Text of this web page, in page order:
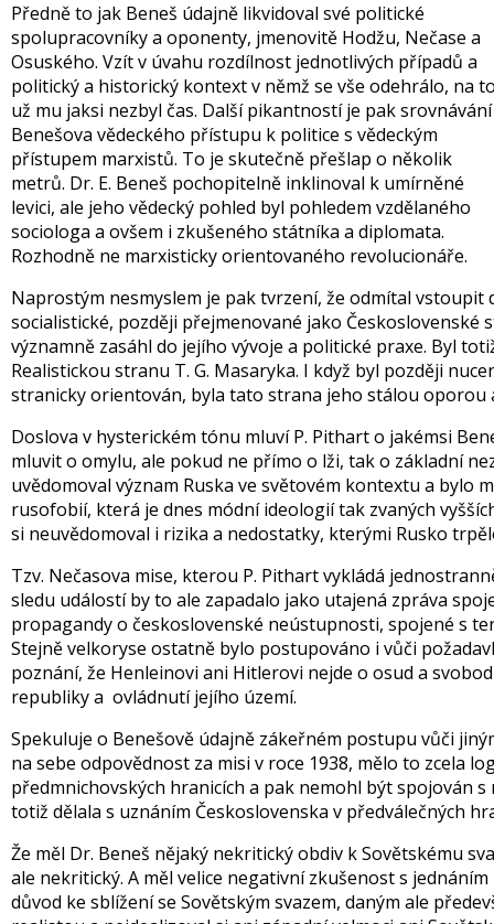
Předně to jak Beneš údajně likvidoval své politické
spolupracovníky a oponenty, jmenovitě Hodžu, Nečase a
Osuského. Vzít v úvahu rozdílnost jednotlivých případů a
politický a historický kontext v němž se vše odehrálo, na
už mu jaksi nezbyl čas. Další pikantností je pak srovnávání
Benešova vědeckého přístupu k politice s vědeckým
přístupem marxistů. To je skutečně přešlap o několik
metrů. Dr. E. Beneš pochopitelně inklinoval k umírněné
levici, ale jeho vědecký pohled byl pohledem vzdělaného
sociologa a ovšem i zkušeného státníka a diplomata.
Rozhodně ne marxisticky orientovaného revolucionáře.
Naprostým nesmyslem je pak tvrzení, že odmítal
socialistické, později přejmenované jako
významně zasáhl do jejího vývoje a politické praxe. Byl
Realistickou stranu T. G. Masaryka. I když byl později
stranicky orientován, byla tato strana jeho stálou oporou
Doslova v hysterickém tónu mluví P. Pithart o jakémsi
mluvit o omylu, ale pokud ne přímo o lži, tak o základní
uvědomoval význam Ruska ve světovém kontextu a bylo
rusofobií, která je dnes módní ideologií tak zvaných
si neuvědomoval i rizika a nedostatky, kterými Rusko
Tzv. Nečasova mise, kterou P. Pithart vykládá
sledu událostí by to ale zapadalo jako utajená zpráva
propagandy o československé neústupnosti, spojené s
Stejně velkoryse ostatně bylo postupováno i vůči
poznání, že Henleinovi ani Hitlerovi nejde o osud a
republiky a ovládnutí jejího území.
Spekuluje o Benešově údajně zákeřném postupu vůči
na sebe odpovědnost za misi v roce 1938, mělo to zcela
předmnichovských hranicích a pak nemohl být spojován
totiž dělala s uznáním Československa v předválečných
Že měl Dr. Beneš nějaký nekritický obdiv k Sovětskému
ale nekritický. A měl velice negativní zkušenost s
důvod ke sblížení se Sovětským svazem, daným ale